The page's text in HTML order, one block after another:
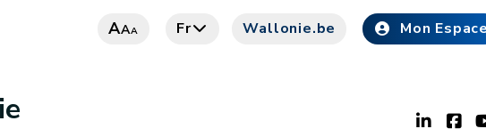
AAA Fr Wallonie.be Mon